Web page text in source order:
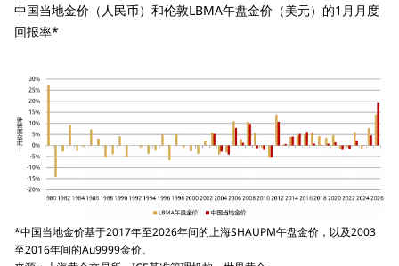
中国当地金价（人民币）和伦敦LBMA午盘金价（美元）的1月月度
回报率*
*中国当地金价基于2017年至2026年间的上海SHAUPM午盘金价，以及2003
至2016年间的Au9999金价。